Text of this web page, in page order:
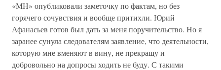
«МН» опубликовали заметочку по фактам, но без
горячего сочувствия и вообще притихли. Юрий
Афанасьев готов был дать за меня поручительство. Но я
заранее сунула следователям заявление, что деятельности,
которую мне вменяют в вину, не прекращу и
добровольно на допросы ходить не буду. С такими